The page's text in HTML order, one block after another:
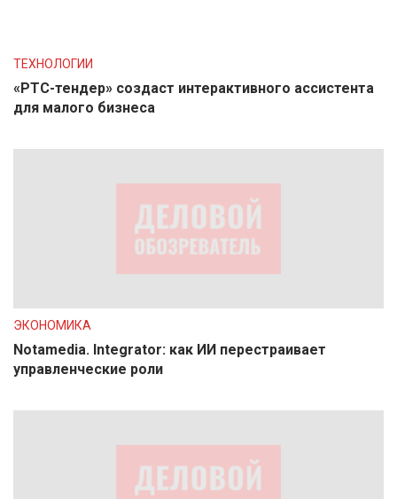
ТЕХНОЛОГИИ
«РТС-тендер» создаст интерактивного ассистента
для малого бизнеса
ЭКОНОМИКА
Notamedia. Integrator: как ИИ перестраивает
управленческие роли